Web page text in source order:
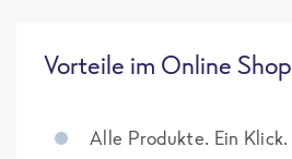
Vorteile im Online Shop
Alle Produkte. Ein Klick.